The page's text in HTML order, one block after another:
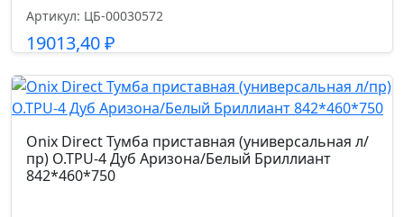
Артикул: ЦБ-00030572
19013,40₽
Подробнее
Onix Direct Тумба приставная (универсальная л/
пр) O.TPU-4 Дуб Аризона/Белый Бриллиант
842*460*750